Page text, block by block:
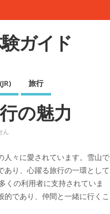
ガイド
旅行
の魅力
ん
々に愛されています。 雪山で
り、心躍る旅行の一環として
くの利用者に支持されていま
であり、仲間と一緒に行くこ